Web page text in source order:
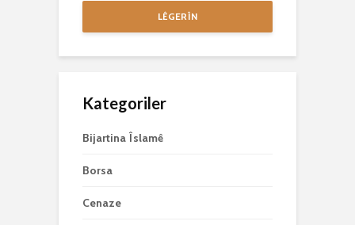
LÊGERÎN
Kategoriler
Bijartina Îslamê
Borsa
Cenaze